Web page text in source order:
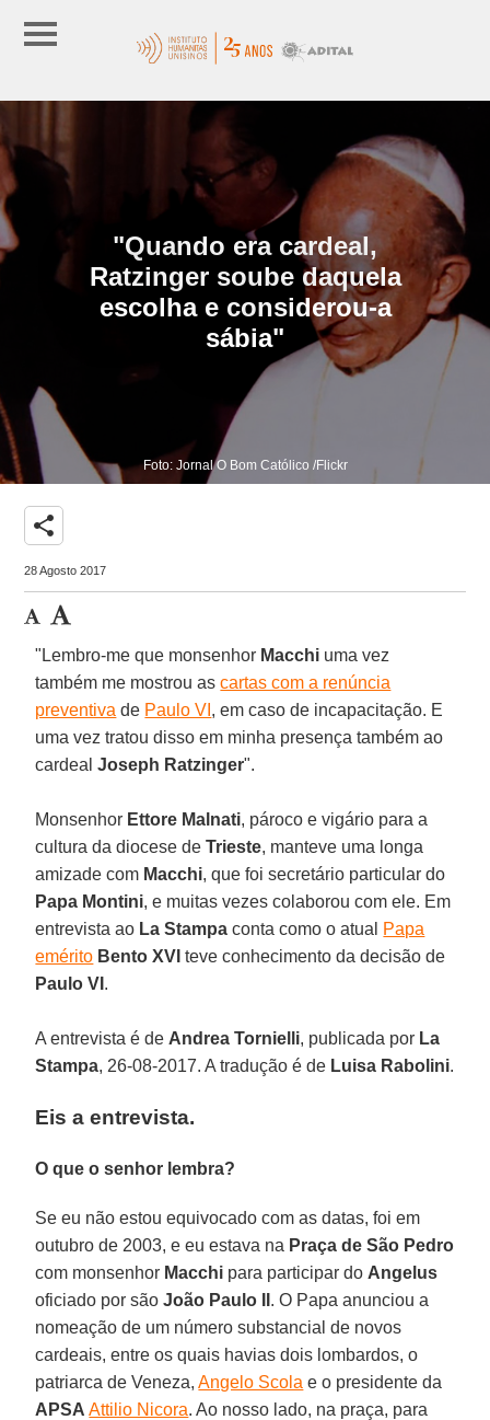
"Quando era cardeal,
Ratzinger soube daquela
escolha e considerou-a
sábia"
Foto: Jornal O Bom Católico /Flickr
share
28 Agosto 2017
"Lembro-me que monsenhor Macchi uma vez
também me mostrou ascartas com a renúncia
preventiva de Paulo VI , em caso de incapacitação. E
uma vez tratou disso em minha presença também ao
cardealJoseph Ratzinger".
Monsenhor Ettore Malnati, pároco e vigário para a
cultura da diocese deTrieste, manteve uma longa
amizade com Macchi, que foi secretário particular do
Papa Montini, e muitas vezes colaborou com ele. Em
entrevista ao La Stampa conta como o atual Papa
emérito Bento XVI teve conhecimento da decisão de
Paulo VI .
A entrevista é de Andrea Tornielli, publicada por La
Stampa, 26-08-2017. A tradução é de Luisa Rabolini.
Eis a entrevista.
O que o senhor lembra?
Se eu não estou equivocado com as datas, foi em
outubro de 2003, e eu estava na Praça de São Pedro
com monsenhor Macchi para participar do Angelus
oficiado por sãoJoão Paulo II . O Papa anunciou a
nomeação de um número substancial de novos
cardeais, entre os quais havias dois lombardos, o
patriarca de Veneza,Angelo Scola e o presidente da
APSA Attilio Nicora. Ao nosso lado, na praça, para